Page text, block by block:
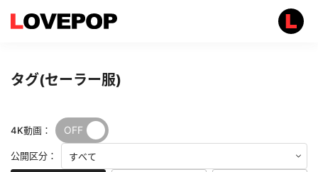
タグ(セーラー服)
4K動画： OFF
公開区分：